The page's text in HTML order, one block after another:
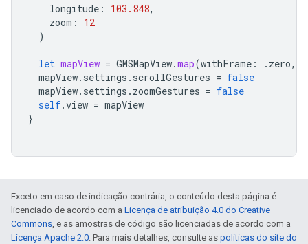
longitude : 103.848,
zoom :
12
)
let mapView = GMSMapView.map(withFrame : . zero,
mapView. settings . scrollGestures = false
mapView. settings . zoomGestures = false
self.view = mapView
}
Exceto em caso de indicação contrária, o conteúdo desta página é
licenciado de acordo com a Licença de atribuição 4.0 do Creative
Commons, e as amostras de código são licenciadas de acordo com a
Licença Apache 2.0. Para mais detalhes, consulte as políticas do site do